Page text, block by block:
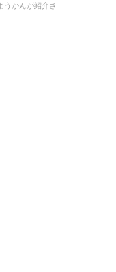
うかんが紹介さ...